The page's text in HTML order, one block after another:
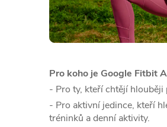
Pro koho je Google Fitbit
- Pro ty, kteří chtějí
- Pro aktivní jedince, kteří
tréninků a denní aktivity.